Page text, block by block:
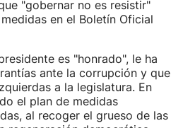
"gobernar no es resistir"
en el Boletín Oficial
es "honrado", le ha
ante la corrupción y que
a la legislatura. En
el plan de medidas
al recoger el grueso de las